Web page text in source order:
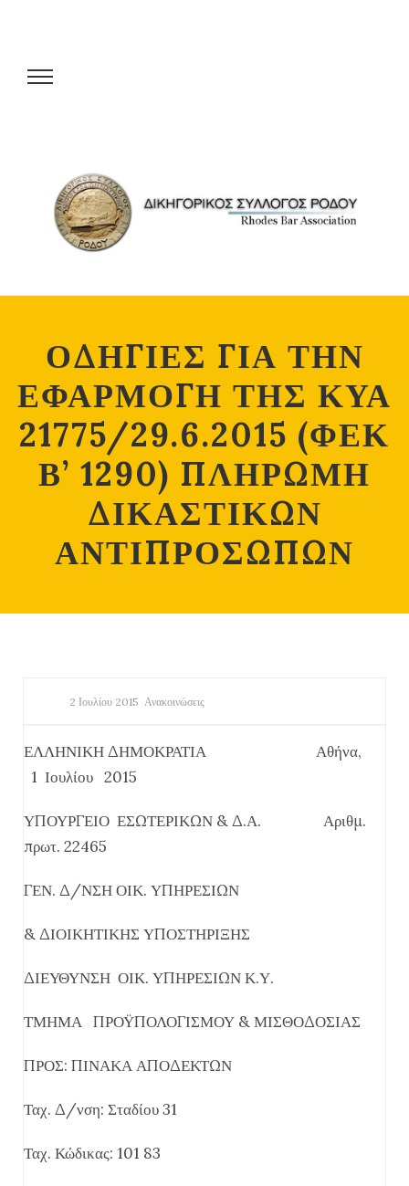
ΟΔΗΓΙΕΣ ΓΙΑ ΤΗΝ
ΕΦΑΡΜΟΓΗ ΤΗΣ ΚΥΑ
21775/29.6.2015 (ΦΕΚ
Β’ 1290) ΠΛΗΡΩΜΗ
ΔΙΚΑΣΤΙΚΩΝ
ΑΝΤΙΠΡΟΣΩΠΩΝ
2 Ιουλίου 2015 Ανακοινώσεις
ΕΛΛΗΝΙΚΗ ΔΗΜΟΚΡΑΤΙΑ Αθήνα,
1 Ιουλίου 2015
ΥΠΟΥΡΓΕΙΟ ΕΣΩΤΕΡΙΚΩΝ & Δ.Α. Αριθμ.
πρωτ. 22465
ΓΕΝ. Δ/ΝΣΗ ΟΙΚ. ΥΠΗΡΕΣΙΩΝ
& ΔΙΟΙΚΗΤΙΚΗΣ ΥΠΟΣΤΗΡΙΞΗΣ
ΔΙΕΥΘΥΝΣΗ ΟΙΚ. ΥΠΗΡΕΣΙΩΝ Κ.Υ.
ΤΜΗΜΑ ΠΡΟΫΠΟΛΟΓΙΣΜΟΥ & ΜΙΣΘΟΔΟΣΙΑΣ
ΠΡΟΣ: ΠΙΝΑΚΑ ΑΠΟΔΕΚΤΩΝ
Ταχ. Δ/νση: Σταδίου 31
Ταχ. Κώδικας: 101 83